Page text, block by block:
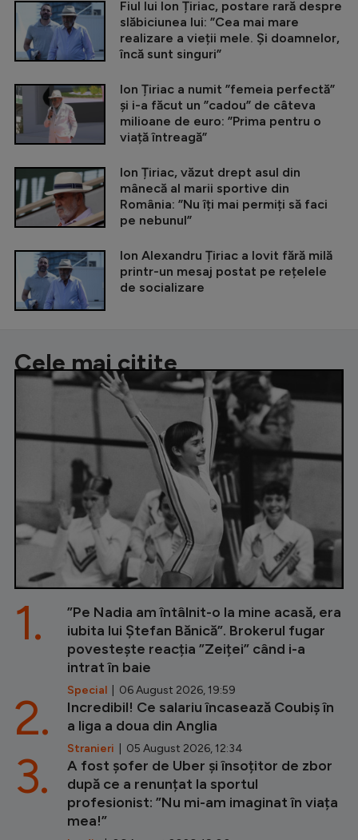
Fiul lui Ion Țiriac, postare rară despre
slăbiciunea lui: ”Cea mai mare
realizare a vieții mele. Și doamnelor,
încă sunt singuri”
Ion Țiriac a numit ”femeia perfectă”
și i-a făcut un ”cadou” de câteva
milioane de euro: ”Prima pentru o
viață întreagă”
Ion Țiriac, văzut drept asul din
mânecă al marii sportive din
România: ”Nu îți mai permiți să faci
pe nebunul”
Ion Alexandru Țiriac a lovit fără milă
printr-un mesaj postat pe rețelele
de socializare
Cele mai citite
”Pe Nadia am întâlnit-o la mine acasă, era
iubita lui Ștefan Bănică”. Brokerul fugar
povestește reacția ”Zeiței” când i-a
intrat în baie
Special | 06 August 2026, 19:59
1.
Incredibil! Ce salariu încasează Coubiș în
a liga a doua din Anglia
Stranieri | 05 August 2026, 12:34
2.
A fost șofer de Uber și însoțitor de zbor
după ce a renunțat la sportul
profesionist: ”Nu mi-am imaginat în viața
mea!”
3.